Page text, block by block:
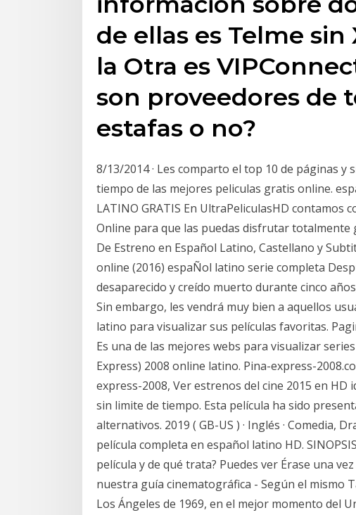
de ellas es Telme sin
la Otra es
son proveedores de
estafas o no?
8/13/2014 · Les comparto el top 10 de páginas
tiempo de las mejores peliculas gratis online.
LATINO GRATIS En UltraPeliculasHD contamos
Online para que las puedas disfrutar totalmente
De Estreno en Español Latino, Castellano y
online (2016) espaÑol latino serie completa
desaparecido y creído muerto durante cinco
Sin embargo, les vendrá muy bien a aquellos
latino para visualizar sus películas favoritas.
Es una de las mejores webs para visualizar
Express) 2008 online latino. Pina-express-
express-2008, Ver estrenos del cine 2015 en
sin limite de tiempo. Esta película ha sido
alternativos. 2019 ( GB-US ) · Inglés · Comedia,
película completa en español latino HD.
película y de qué trata? Puedes ver Érase una
nuestra guía cinematográfica - Según el mismo
Los Ángeles de 1969, en el mejor momento del